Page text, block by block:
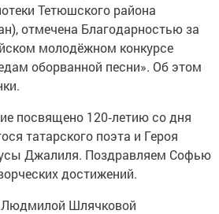
Тетюшского района
отмечена Благодарностью за
молодёжном конкурсе
оборванной песни». Об этом
посвящено 120‑летию со дня
татарского поэта и Героя
Джалиля. Поздравляем Софью
достижений.
Людмилой Шлячковой